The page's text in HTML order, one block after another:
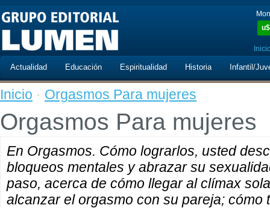
u$
Actualidad Educación Espiritualidad Historia Infantil/
Inicio · Orgasmos Para mujeres
Orgasmos Para mujeres
En Orgasmos. Cómo lograrlos, usted
bloqueos mentales y abrazar su
paso, acerca de cómo llegar al clímax
alcanzar el orgasmo con su pareja; cómo